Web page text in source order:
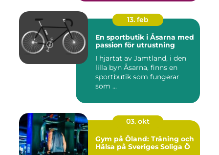
13. feb
En sportbutik i Åsarna med
passion för utrustning
I hjärtat av Jämtland, i den
lilla byn Åsarna, finns en
sportbutik som fungerar
som ...
03. okt
Gym på Öland: Träning och
Hälsa på Sveriges Soliga Ö